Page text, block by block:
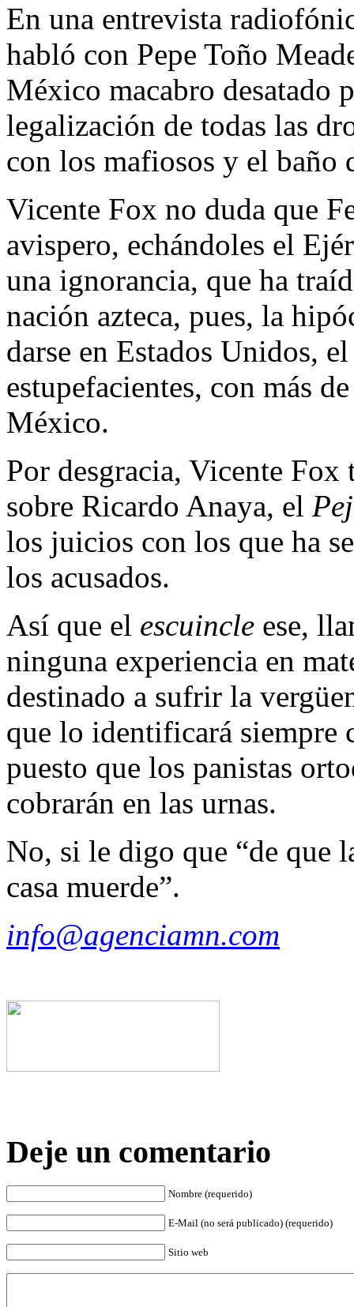
En una entrevista
habló con Pepe Toño
México macabro desatado
legalización de todas las
con los mafiosos y el baño
Vicente Fox no duda que
avispero, echándoles el
una ignorancia, que ha
nación azteca, pues, la
darse en Estados Unidos,
estupefacientes, con más
México.
Por desgracia, Vicente
sobre Ricardo Anaya, el
los juicios con los que ha
los acusados.
Así que el escuincle ese,
ninguna experiencia en
destinado a sufrir la
que lo identificará siempre
puesto que los panistas
cobrarán en las urnas.
No, si le digo que “de que
casa muerde”.
info@agenciamn.com
Deje un comentario
Nombre (requerido)
E-Mail (no será publicado) (requerido)
Sitio web